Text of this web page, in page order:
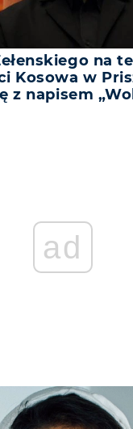
na
Kosowa w
z napisem
ad